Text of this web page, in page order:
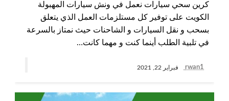
كرين سحي سيارات نعمل في ونش سيارات المهبولة
الكويت على توفير كل مستلزمات العمل الذي يتعلق
بسحب و نقل السيارات و الشاحنات حيث نمتاز بالسرعة
في تلبية الطلب أينما كنت و مهما كانت…
rwan1 فبراير 22, 2021